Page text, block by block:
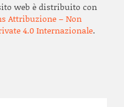
web è distribuito con
Attribuzione – Non
4.0 Internazionale.